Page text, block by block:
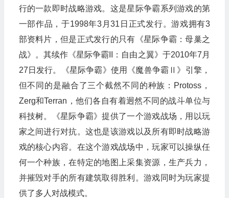
行的一款即时战略游戏。这是星际争霸系列游戏的第
一部作品，于1998年3月31日正式发行。游戏拥有3
部资料片，但是正式发行的只有《星际争霸：母巢之
战》。其续作《星际争霸II：自由之翼》于2010年7月
27日发行。《星际争霸》使用《魔兽争霸Ⅱ》引擎，
但不同的是融合了三个截然不同的种族：Protoss，
Zerg和Terran，他们各自有着迥然不同的战斗单位与
科技树。《星际争霸》提供了一个游戏战场，用以玩
家之间进行对抗。这也是该游戏以及所有即时战略游
戏的核心内容。在这个游戏战场中，玩家可以操纵任
何一个种族，在特定的地图上采集资源，生产兵力，
并摧毁对手的所有建筑取得胜利。游戏同时为玩家提
供了多人对战模式。